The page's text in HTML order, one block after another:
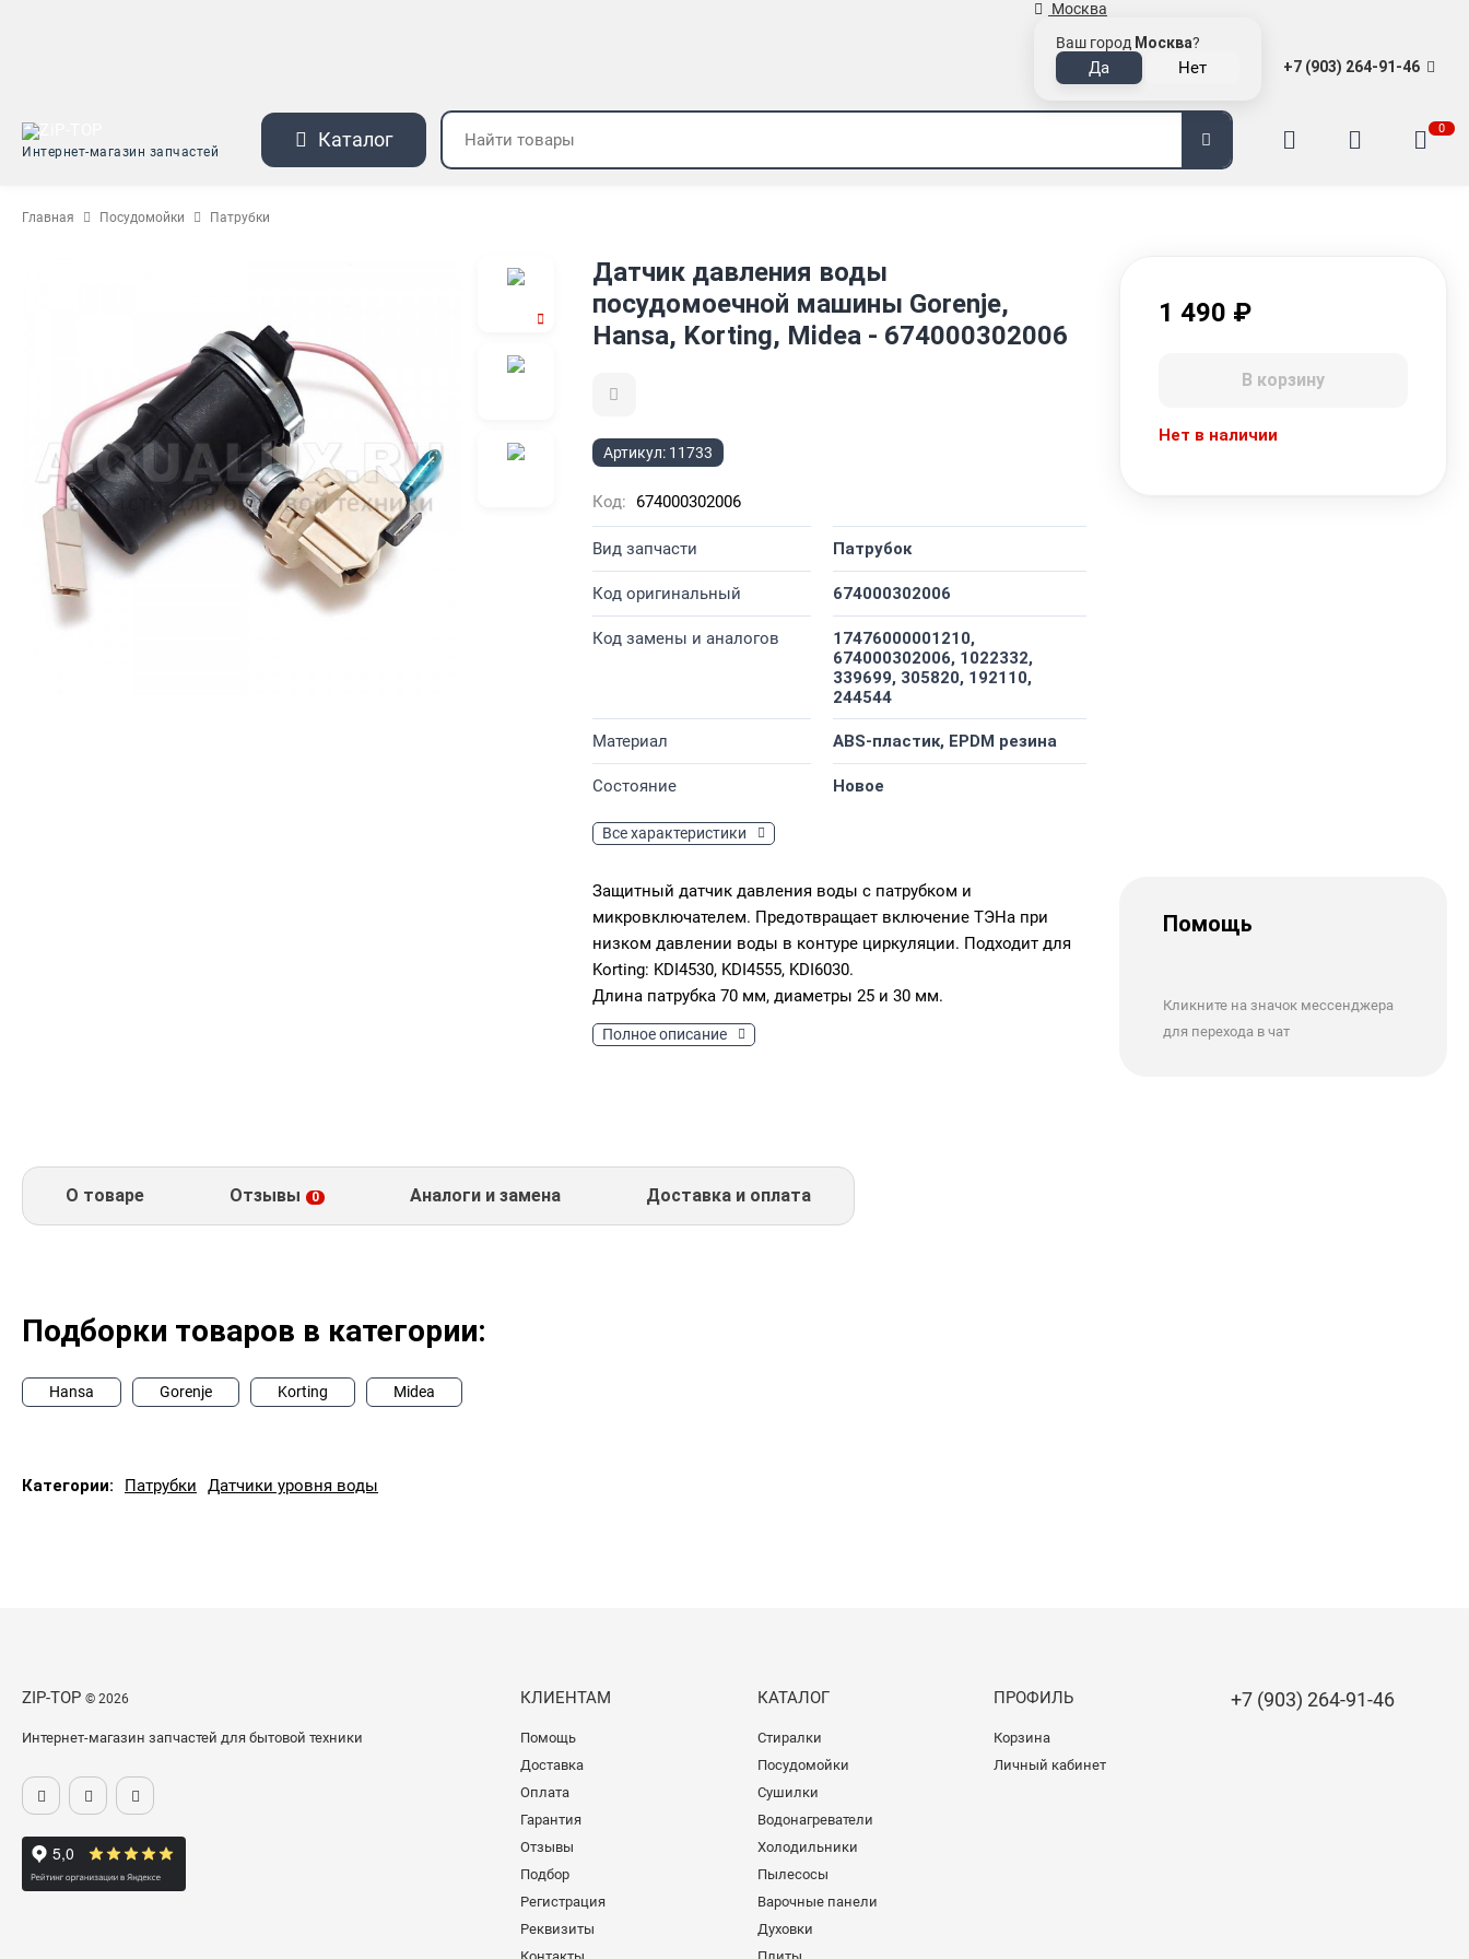
Москва
Ваш город Москва?
+7 (903) 264-91-46
Интернет-магазин запчастей
Каталог 0
Главная Посудомойки Патрубки
Датчик давления воды
посудомоечной машины Gorenje,
Hansa, Korting, Midea - 674000302006
Артикул: 11733
Код: 674000302006
Вид запчасти Патрубок
Код оригинальный 674000302006
Код замены и аналогов
17476000001210,
674000302006, 1022332,
339699, 305820, 192110,
244544
Материал ABS-пластик, EPDM резина
Состояние Новое
Все характеристики
Защитный датчик давления воды с патрубком и
микровключателем. Предотвращает включение ТЭНа при
низком давлении воды в контуре циркуляции. Подходит для
Korting: KDI4530, KDI4555, KDI6030.
Длина патрубка 70 мм, диаметры 25 и 30 мм.
Полное описание
1 490 ₽
В корзину
Нет в наличии
Помощь
Кликните на значок мессенджера
для перехода в чат
О товаре Отзывы 0 Аналоги и замена Доставка и оплата
Подборки товаров в категории:
Hansa Gorenje Korting Midea
Категории: Патрубки Датчики уровня воды
ZIP-TOP © 2026
Интернет-магазин запчастей для бытовой техники
КЛИЕНТАМ
Помощь
Доставка
Оплата
Гарантия
Отзывы
Подбор
Регистрация
Реквизиты
КАТАЛОГ
Стиралки
Посудомойки
Сушилки
Водонагреватели
Холодильники
Пылесосы
Варочные панели
Духовки
ПРОФИЛЬ
Корзина
Личный кабинет
+7 (903) 264-91-46